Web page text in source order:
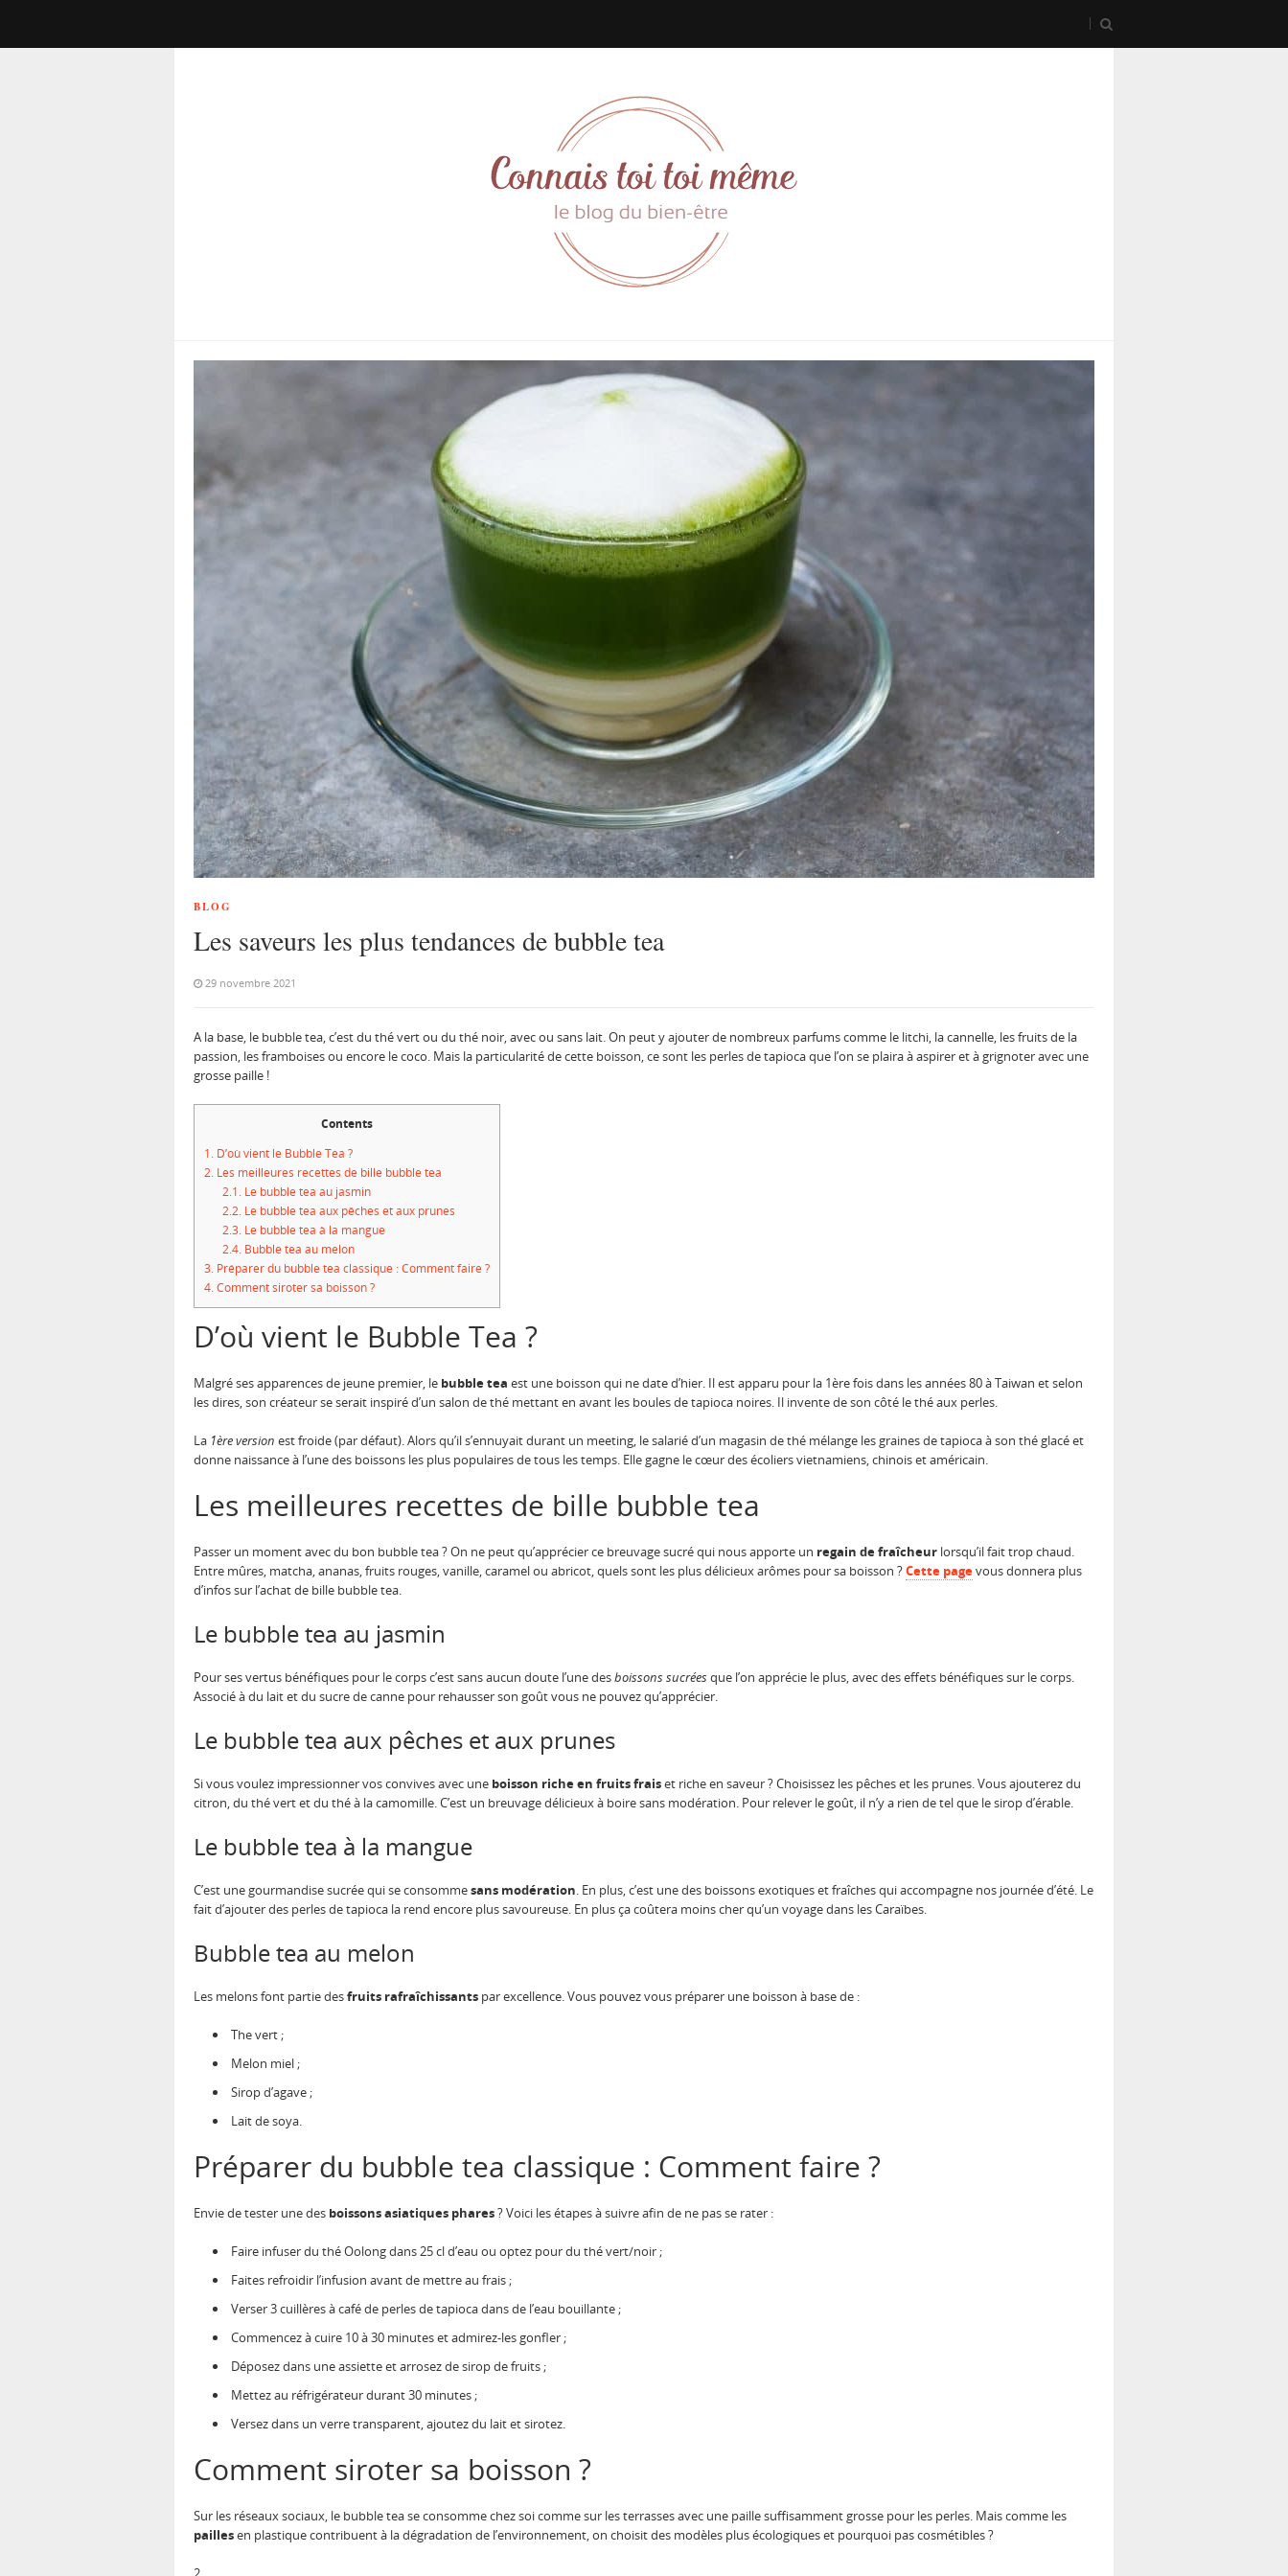
BLOG
Les saveurs les plus tendances de bubble tea
29 novembre 2021
A la base, le bubble tea, c’est du thé vert ou du thé noir, avec ou sans lait. On peut y ajouter de nombreux parfums comme le litchi, la cannelle, les fruits de la
passion, les framboises ou encore le coco. Mais la particularité de cette boisson, ce sont les perles de tapioca que l’on se plaira à aspirer et à grignoter avec une
grosse paille !
Contents
1. D’où vient le Bubble Tea ?
2. Les meilleures recettes de bille bubble tea
2.1.Le bubble tea au jasmin
2.2.Le bubble tea aux pêches et aux prunes
2.3.Le bubble tea à la mangue
2.4.Bubble tea au melon
3. Préparer du bubble tea classique : Comment faire ?
4.Comment siroter sa boisson ?
D’où vient le Bubble Tea ?
Malgré ses apparences de jeune premier, le bubble tea est une boisson qui ne date d’hier. Il est apparu pour la 1ère fois dans les années 80 à Taiwan et selon
les dires, son créateur se serait inspiré d’un salon de thé mettant en avant les boules de tapioca noires. Il invente de son côté le thé aux perles.
La 1ère version est froide (par défaut). Alors qu’il s’ennuyait durant un meeting, le salarié d’un magasin de thé mélange les graines de tapioca à son thé glacé et
donne naissance à l’une des boissons les plus populaires de tous les temps. Elle gagne le cœur des écoliers vietnamiens, chinois et américain.
Les meilleures recettes de bille bubble tea
Passer un moment avec du bon bubble tea ? On ne peut qu’apprécier ce breuvage sucré qui nous apporte un regain de fraîcheur lorsqu’il fait trop chaud.
Entre mûres, matcha, ananas, fruits rouges, vanille, caramel ou abricot, quels sont les plus délicieux arômes pour sa boisson ?Cette pagevous donnera plus
d’infos sur l’achat de bille bubble tea.
Le bubble tea au jasmin
Pour ses vertus bénéfiques pour le corps c’est sans aucun doute l’une desboissons sucréesque l’on apprécie le plus, avec des effets bénéfiques sur le corps.
Associé à du lait et du sucre de canne pour rehausser son goût vous ne pouvez qu’apprécier.
Le bubble tea aux pêches et aux prunes
Si vous voulez impressionner vos convives avec une boisson riche en fruits fraiset riche en saveur ? Choisissez les pêches et les prunes. Vous ajouterez du
citron, du thé vert et du thé à la camomille. C’est un breuvage délicieux à boire sans modération. Pour relever le goût, il n’y a rien de tel que le sirop d’érable.
Le bubble tea à la mangue
C’est une gourmandise sucrée qui se consommesans modération. En plus, c’est une des boissons exotiques et fraîches qui accompagne nos journée d’été. Le
fait d’ajouter des perles de tapioca la rend encore plus savoureuse. En plus ça coûtera moins cher qu’un voyage dans les Caraïbes.
Bubble tea au melon
Les melons font partie desfruits rafraîchissants par excellence. Vous pouvez vous préparer une boisson à base de :
The vert ;
Melon miel ;
Sirop d’agave ;
Lait de soya.
Préparer du bubble tea classique : Comment faire ?
Envie de tester une des boissons asiatiques phares? Voici les étapes à suivre afin de ne pas se rater :
Faire infuser du thé Oolong dans 25 cl d’eau ou optez pour du thé vert/noir ;
Faites refroidir l’infusion avant de mettre au frais ;
Verser 3 cuillères à café de perles de tapioca dans de l’eau bouillante ;
Commencez à cuire 10 à 30 minutes et admirez-les gonfler ;
Déposez dans une assiette et arrosez de sirop de fruits ;
Mettez au réfrigérateur durant 30 minutes ;
Versez dans un verre transparent, ajoutez du lait et sirotez.
Comment siroter sa boisson ?
Sur les réseaux sociaux, le bubble tea se consomme chez soi comme sur les terrasses avec une paille suffisamment grosse pour les perles. Mais comme les
paillesen plastique contribuent à la dégradation de l’environnement, on choisit des modèles plus écologiques et pourquoi pas cosmétibles ?